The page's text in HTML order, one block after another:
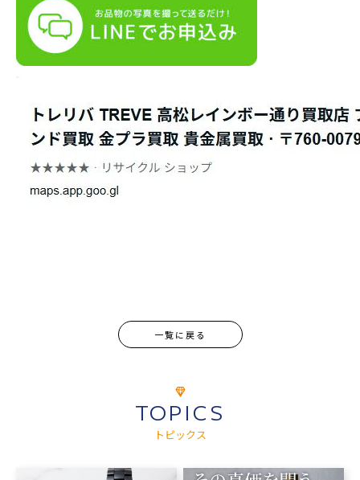
一覧に戻る
TOPICS
トピックス